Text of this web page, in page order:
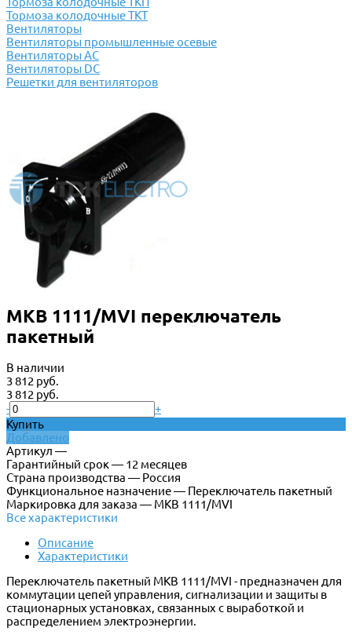
Тормоза колодочные ТКТ
Вентиляторы
Вентиляторы промышленные осевые
Вентиляторы АС
Вентиляторы DC
Решетки для вентиляторов
МКВ 1111/МVI переключатель
пакетный
В наличии
3 812 руб.
3 812 руб.
-
+
Купить
Добавлено
Артикул —
Гарантийный срок — 12 месяцев
Страна производства — Россия
Функциональное назначение — Переключатель пакетный
Маркировка для заказа — МКВ 1111/МVI
Все характеристики
Описание
Характеристики
Переключатель пакетный МКВ 1111/МVI - предназначен для
коммутации цепей управления, сигнализации и защиты в
стационарных установках, связанных с выработкой и
распределением электроэнергии.